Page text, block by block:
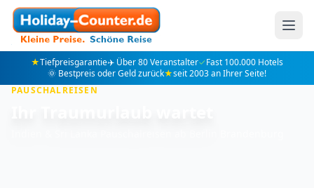
★Tiefpreisgarantie✈️ Über 80 Veranstalter✓Fast 100.000 Hotels
🌞 Bestpreis oder Geld zurück★seit 2003 an Ihrer Seite!
PAUSCHALREISEN